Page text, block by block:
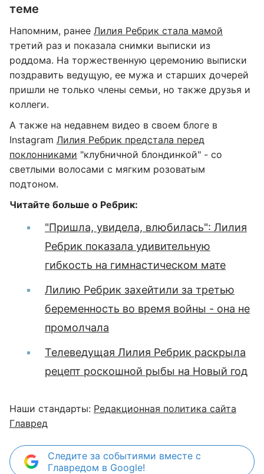
теме
Напомним, ранее Лилия Ребрик стала мамой
третий раз и показала снимки выписки из
роддома. На торжественную церемонию выписки
поздравить ведущую, ее мужа и старших дочерей
пришли не только члены семьи, но также друзья и
коллеги.
А также на недавнем видео в своем блоге в
Instagram Лилия Ребрик предстала перед
поклонниками "клубничной блондинкой" - со
светлыми волосами с мягким розоватым
подтоном.
Читайте больше о Ребрик:
"Пришла, увидела, влюбилась": Лилия
Ребрик показала удивительную
гибкость на гимнастическом мате
Лилию Ребрик захейтили за третью
беременность во время войны - она не
промолчала
Телеведущая Лилия Ребрик раскрыла
рецепт роскошной рыбы на Новый год
Наши стандарты: Редакционная политика сайта
Главред
Следите за событиями вместе с
Главредом в Google!